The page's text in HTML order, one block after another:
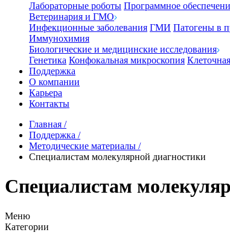
Лабораторные роботы Программное
Ветеринария и ГМО
Инфекционные заболевания ГМИ Патогены в
Иммунохимия
Биологические и медицинские исследования
Генетика Конфокальная микроскопия
Поддержка
О компании
Карьера
Контакты
Главная /
Поддержка /
Методические материалы /
Специалистам молекулярной диагностики
Специалистам
Меню
Категории